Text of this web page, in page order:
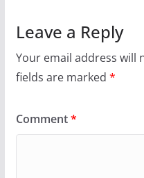
Leave a Reply
Your email address will
fields are marked *
Comment*